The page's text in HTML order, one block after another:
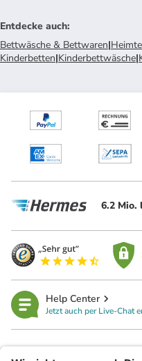
Entdecke auch:
Bettwäsche & Bettwaren|
Kinderbetten|Kinderbettwäsche|
6.2 Mio.
Help Center
Jetzt auch per Live-Chat